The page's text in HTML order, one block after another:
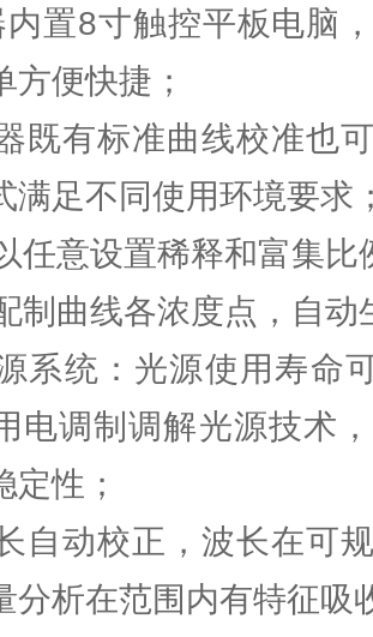
置8寸触控平板电脑
方便快捷；
既有标准曲线校准也
满足不同使用环境要求
任意设置稀释和富集比
制曲线各浓度点，自动
系统：光源使用寿命
电调制调解光源技术
定性；
自动校正，波长在可
分析在范围内有特征吸